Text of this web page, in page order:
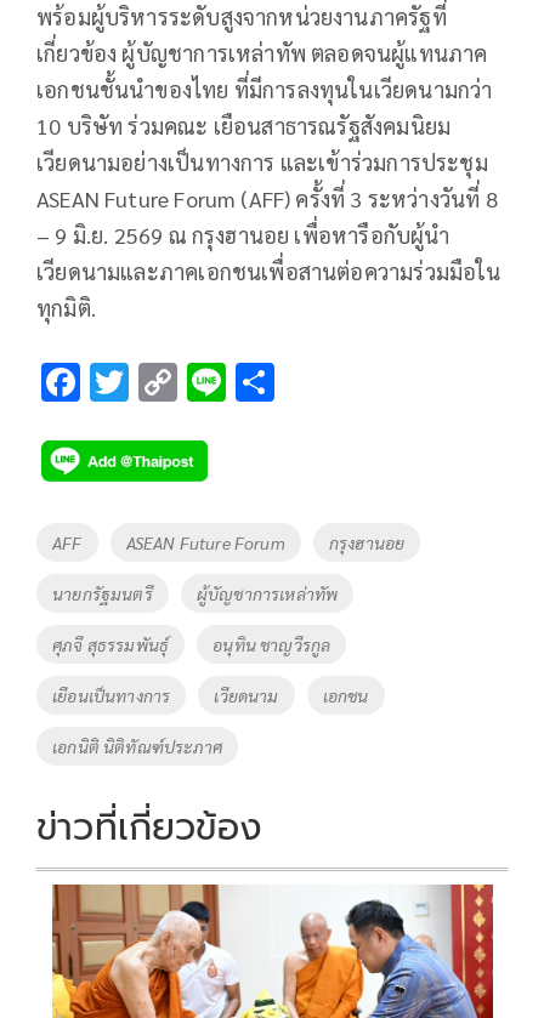
พร้อมผู้บริหารระดับสูงจากหน่วยงานภาครัฐที่
เกี่ยวข้อง ผู้บัญชาการเหล่าทัพ ตลอดจนผู้แทนภาค
เอกชนชั้นนำของไทย ที่มีการลงทุนในเวียดนามกว่า
10 บริษัท ร่วมคณะ เยือนสาธารณรัฐสังคมนิยม
เวียดนามอย่างเป็นทางการ และเข้าร่วมการประชุม
ASEAN Future Forum (AFF) ครั้งที่ 3 ระหว่างวันที่ 8
– 9 มิ.ย. 2569 ณ กรุงฮานอย เพื่อหารือกับผู้นำ
เวียดนามและภาคเอกชนเพื่อสานต่อความร่วมมือใน
ทุกมิติ.
F
e
b
o
o
k
T
tt
er
C
p
y
Li
k
Li
Tags
AFF ASEAN Future Forum กรุงฮานอย
นายกรัฐมนตรี ผู้บัญชาการเหล่าทัพ
ศุภจี สุธรรมพันธุ์ อนุทิน ชาญวีรกูล
เยือนเป็นทางการ เวียดนาม เอกชน
เอกนิติ นิติทัณฑ์ประภาศ
ข่าวที่เกี่ยวข้อง